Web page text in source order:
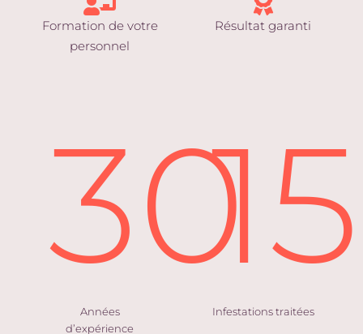
Formation de votre
personnel
Résultat garanti
30
Années
d’expérience
Infestations traitées